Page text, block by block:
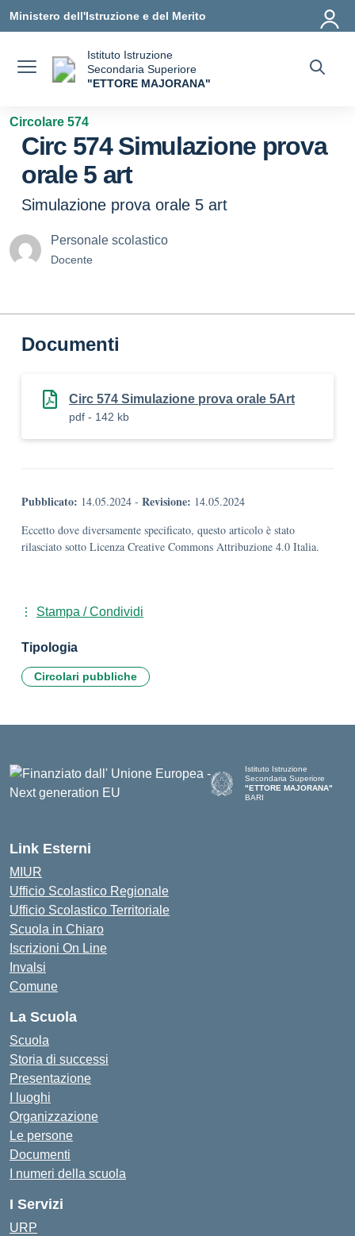
Ministero dell'Istruzione e del Merito
Istituto Istruzione
Secondaria Superiore
"ETTORE MAJORANA"
Circolare 574
Circ 574 Simulazione prova
orale 5 art
Simulazione prova orale 5 art
Personale scolastico
Docente
Documenti
Circ 574 Simulazione prova orale 5Art
pdf - 142 kb
Pubblicato: 14.05.2024 - Revisione: 14.05.2024
Eccetto dove diversamente specificato, questo articolo è stato
rilasciato sotto Licenza Creative Commons Attribuzione 4.0 Italia.
Stampa / Condividi
Tipologia
Circolari pubbliche
Istituto Istruzione
Secondaria Superiore
"ETTORE MAJORANA"
BARI
Link Esterni
MIUR
Ufficio Scolastico Regionale
Ufficio Scolastico Territoriale
Scuola in Chiaro
Iscrizioni On Line
Invalsi
Comune
La Scuola
Scuola
Storia di successi
Presentazione
I luoghi
Organizzazione
Le persone
Documenti
I numeri della scuola
I Servizi
URP